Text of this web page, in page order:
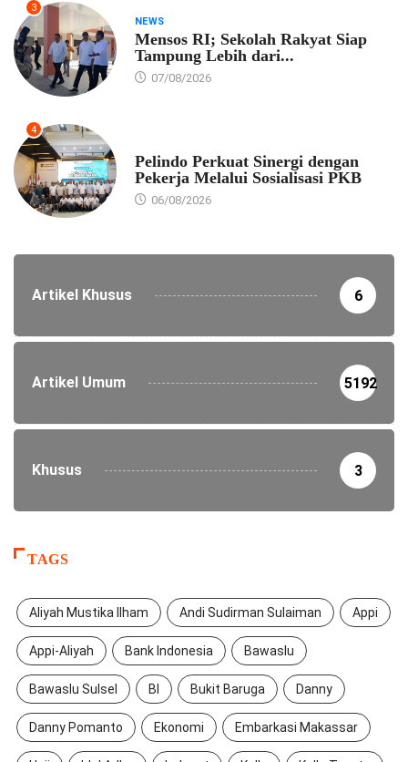
3
NEWS
Mensos RI; Sekolah Rakyat Siap
Tampung Lebih dari...
07/08/2026
4
Pelindo Perkuat Sinergi dengan
Pekerja Melalui Sosialisasi PKB
06/08/2026
Artikel Khusus 6
Artikel Umum 5192
Khusus 3
TAGS
Aliyah Mustika Ilham Andi Sudirman Sulaiman Appi
Appi-Aliyah Bank Indonesia Bawaslu
Bawaslu Sulsel BI Bukit Baruga Danny
Danny Pomanto Ekonomi Embarkasi Makassar